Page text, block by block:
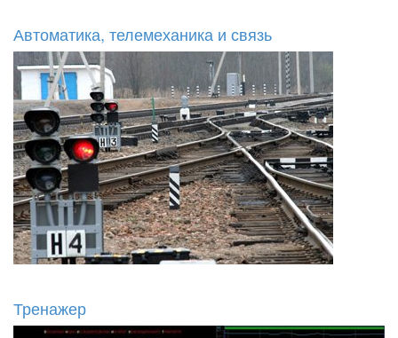
Автоматика, телемеханика и связь
Тренажер